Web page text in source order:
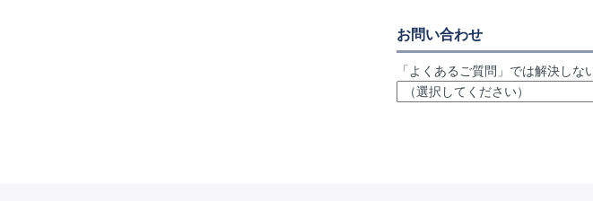
お問い合わせ
「よくあるご質問」では解決し